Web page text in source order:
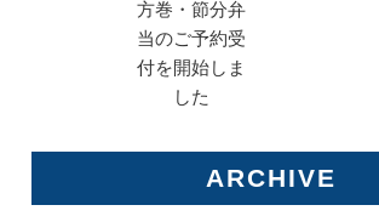
方巻・節分弁
当のご予約受
付を開始しま
した
ARCHIVE